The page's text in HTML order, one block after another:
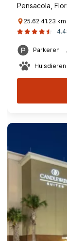
Pensacola,
25.62 41.23
Parkeren